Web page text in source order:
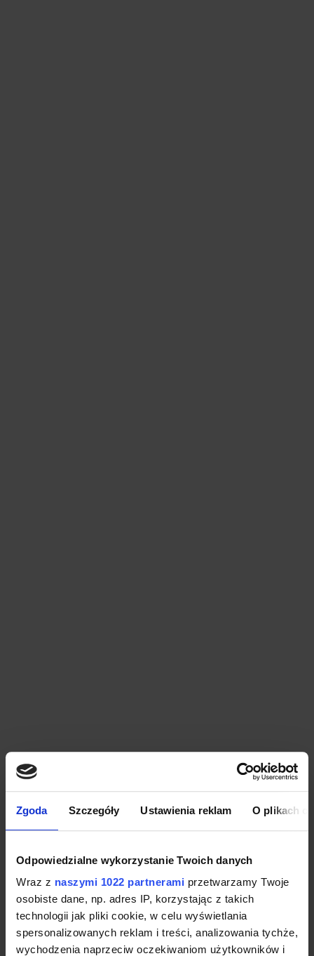
Zgoda Szczegóły Ustawienia reklam O plikach
Odpowiedzialne wykorzystanie Twoich danych
Wraz z naszymi 1022 partnerami przetwarzamy Twoje
osobiste dane, np. adres IP, korzystając z takich
technologii jak pliki cookie, w celu wyświetlania
spersonalizowanych reklam i treści, analizowania tychże,
wychodzenia naprzeciw oczekiwaniom użytkowników i